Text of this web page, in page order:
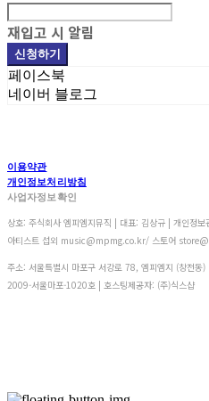
재입고 시 알림
신청하기
페이스북
네이버 블로그
이용약관
개인정보처리방침
사업자정보확인
상호: 주식회사 엠피엠지뮤직 | 대표: 김상규 | 개인정
아티스트 섭외 music@mpmg.co.kr/ 스토어
주소: 서울특별시 마포구 서강로 78, 엠피엠지 (창전동)
2009-서울마포-1020호 | 호스팅제공자: (주)식스샵